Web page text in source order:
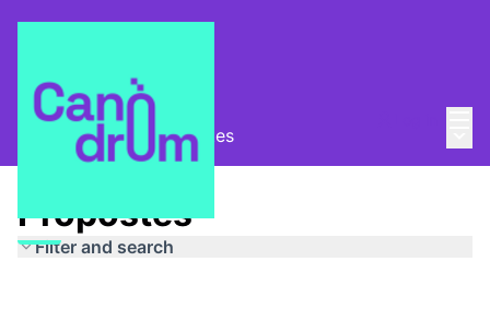
Pla Estratègic Propostes
Propostes
Filter and search